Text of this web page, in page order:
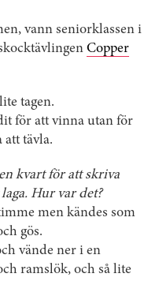
vann seniorklassen i
Copper
tagen.
för att vinna utan för
att tävla.
kvart för att skriva
Hur var det?
men kändes som
gös.
vände ner i en
ramslök, och så lite